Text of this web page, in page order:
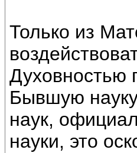
Только из
Духовностью
Бывшую
наук,
науки, это